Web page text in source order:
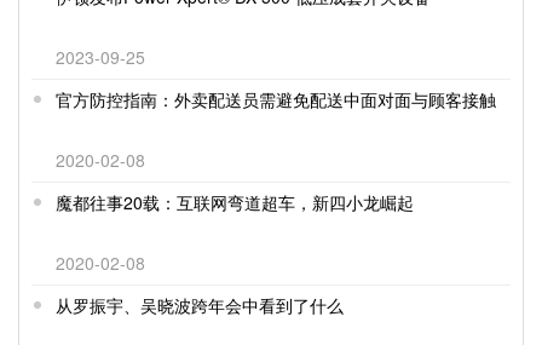
2023-09-25
官方防控指南：外卖配送员需避免配送中面对面与顾客接触
2020-02-08
魔都往事20载：互联网弯道超车，新四小龙崛起
2020-02-08
从罗振宇、吴晓波跨年会中看到了什么